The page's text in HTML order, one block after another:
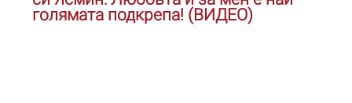
голямата подкрепа! (ВИДЕО)